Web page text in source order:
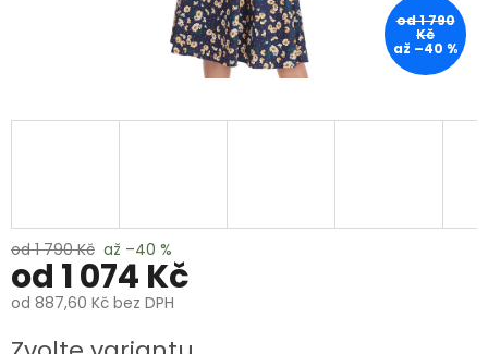
od 1 790
Kč
až –40 %
od 1 790 Kč až –40 %
od 1 074 Kč
od 887,60 Kč bez DPH